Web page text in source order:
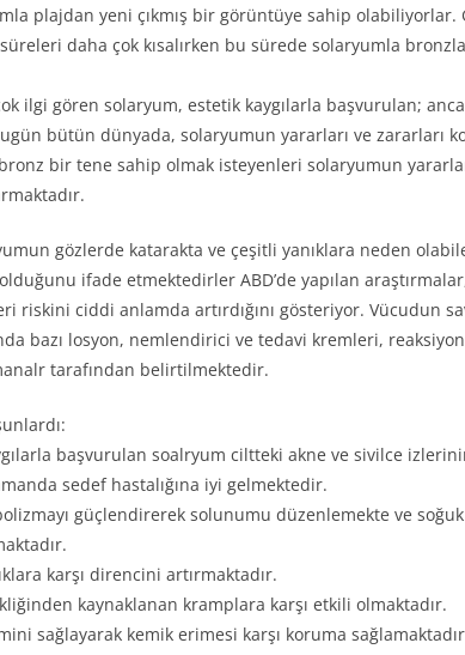
plajdan yeni çıkmış bir görüntüye sahip olabiliyorlar.
daha çok kısalırken bu sürede solaryumla
ilgi gören solaryum, estetik kaygılarla başvurulan;
bütün dünyada, solaryumun yararları ve zararları
bir tene sahip olmak isteyenleri solaryumun
gözlerde katarakta ve çeşitli yanıklara neden
ifade etmektedirler ABD’de yapılan
riskini ciddi anlamda artırdığını gösteriyor. Vücudun
bazı losyon, nemlendirici ve tedavi kremleri,
tarafından belirtilmektedir.
başvurulan soalryum ciltteki akne ve sivilce
sedef hastalığına iyi gelmektedir.
güçlendirerek solunumu düzenlemekte ve soğuk
karşı direncini artırmaktadır.
kaynaklanan kramplara karşı etkili olmaktadır.
sağlayarak kemik erimesi karşı koruma